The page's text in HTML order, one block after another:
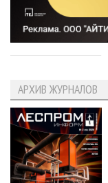
АРХИВ ЖУРНАЛОВ